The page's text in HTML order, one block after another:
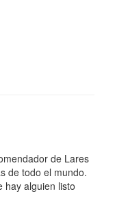
de Lares
de todo el mundo.
hay alguien listo